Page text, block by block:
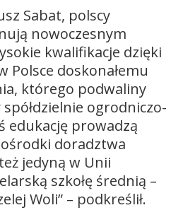
Sabat, polscy
nowoczesnym
kwalifikacje dzięki
Polsce doskonałemu
którego podwaliny
spółdzielnie ogrodniczo-
edukację prowadzą
doradztwa
jedyną w Unii
szkołę średnią –
Woli” – podkreślił.